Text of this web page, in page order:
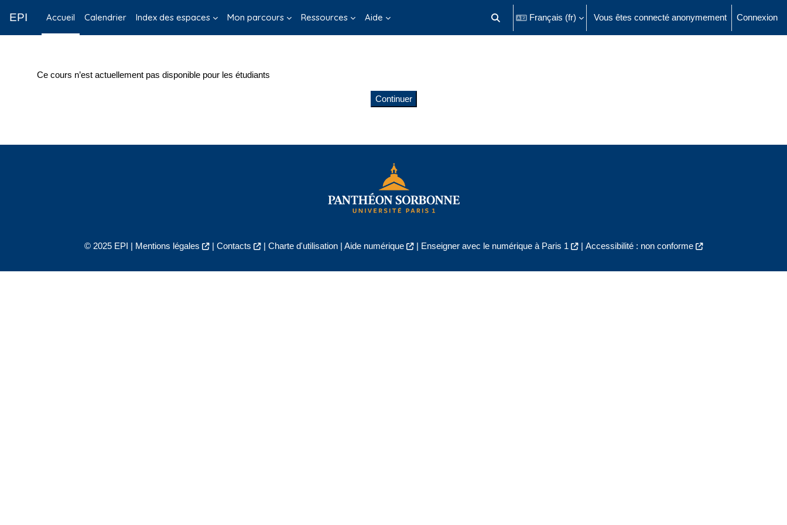
EPI Accueil Calendrier Index des espaces Mon parcours Ressources Aide Activer/désactiver la saisie de recherche
Français ‎(fr)‎ Vous êtes connecté anonymement Connexion
Ce cours n’est actuellement pas disponible pour les étudiants
Continuer
© 2025 EPI | Mentions légales | Contacts | Charte d'utilisation| Aide numérique | Enseigner avec le numérique à Paris 1 | Accessibilité : non conforme